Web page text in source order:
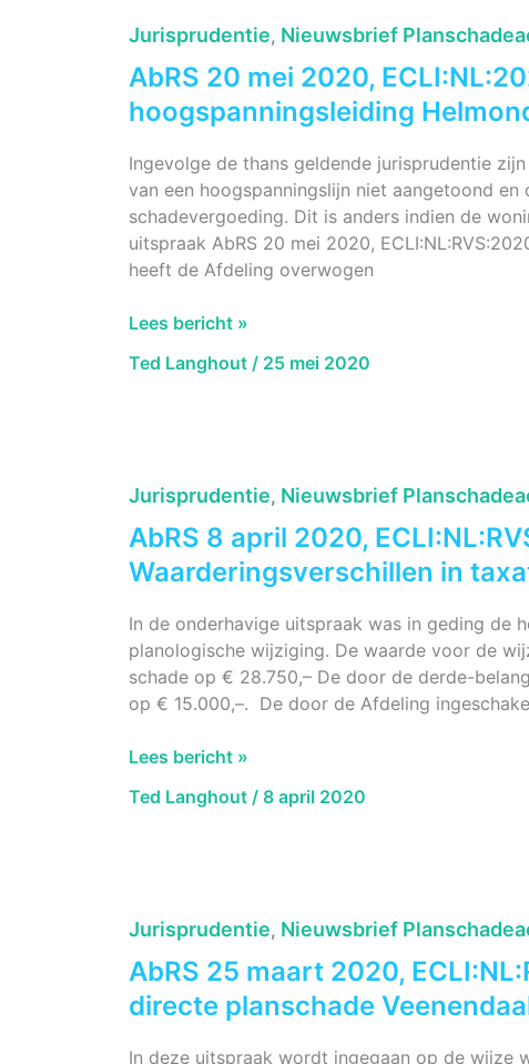
invulling
per
schadefactor
A74
Jurisprudentie, Nieuwsbrief
AbRS 20 mei 2020,
hoogspanningsleiding
Ingevolge de thans geldende jurisprudentie
van een hoogspanningslijn niet aangetoond
schadevergoeding. Dit is anders indien de
uitspraak AbRS 20 mei 2020,
heeft de Afdeling overwogen
AbRS
mei
hoogspanningsleiding
Helmond.
Lees bericht »
Ted Langhout / 25 mei 2020
Jurisprudentie, Nieuwsbrief
AbRS 8 april 2020,
Waarderingsverschillen in
In de onderhavige uitspraak was in geding de
planologische wijziging. De waarde voor de
schade op € 28.750,– De door de derde-
op € 15.000,–. De door de Afdeling
AbRS
april
taxatie
Maasdriel
Lees bericht »
Ted Langhout / 8 april 2020
Jurisprudentie, Nieuwsbrief
AbRS 25 maart 2020,
directe planschade
In deze uitspraak wordt ingegaan op de wijze